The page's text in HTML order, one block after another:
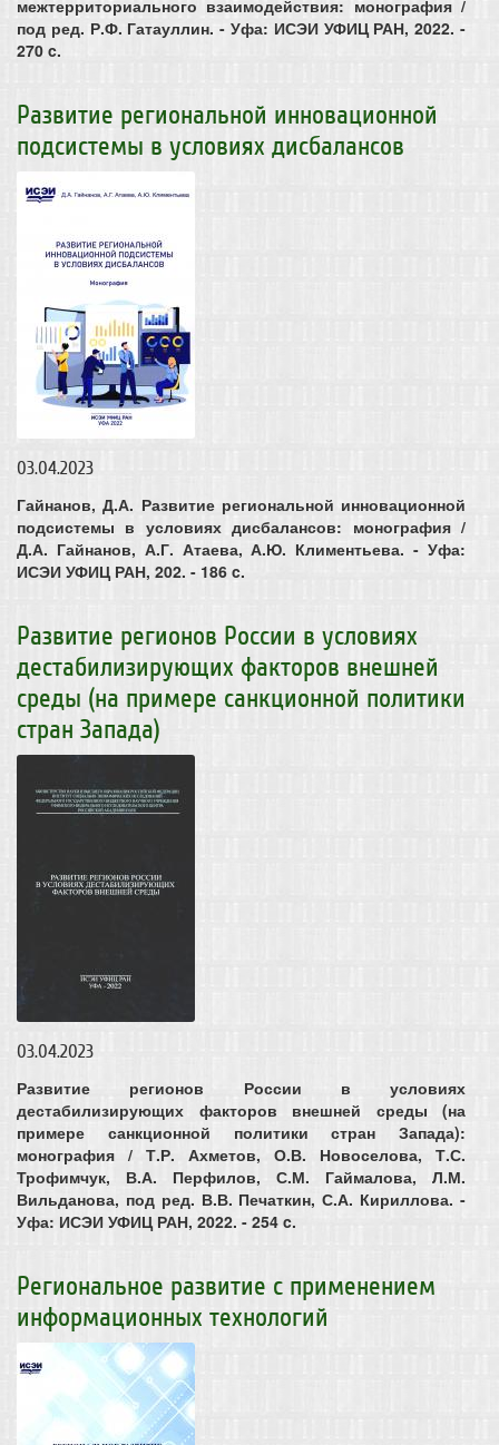
межтерриториального взаимодействия: монография /
под ред. Р.Ф. Гатауллин. - Уфа: ИСЭИ УФИЦ РАН, 2022. -
270 c.
Развитие региональной инновационной
подсистемы в условиях дисбалансов
03.04.2023
Гайнанов, Д.А. Развитие региональной инновационной
подсистемы в условиях дисбалансов: монография /
Д.А. Гайнанов, А.Г. Атаева, А.Ю. Климентьева. - Уфа:
ИСЭИ УФИЦ РАН, 202. - 186 c.
Развитие регионов России в условиях
дестабилизирующих факторов внешней
среды (на примере санкционной политики
стран Запада)
03.04.2023
Развитие регионов России в условиях
дестабилизирующих факторов внешней среды (на
примере санкционной политики стран Запада):
монография / Т.Р. Ахметов, О.В. Новоселова, Т.С.
Трофимчук, В.А. Перфилов, С.М. Гаймалова, Л.М.
Вильданова, под ред. В.В. Печаткин, С.А. Кириллова. -
Уфа: ИСЭИ УФИЦ РАН, 2022. - 254 c.
Региональное развитие с применением
информационных технологий